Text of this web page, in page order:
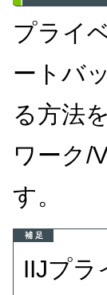
プライ
ートバ
る方法
ワーク/
す。
補 足
IIJプラ